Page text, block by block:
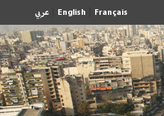
English Français عربي